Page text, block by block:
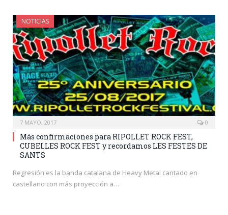
NOTICIAS
7 MAYO, 2017 0
Más confirmaciones para RIPOLLET ROCK FEST,
CUBELLES ROCK FEST y recordamos LES FESTES DE
SANTS
Regresión es la banda catalana de Heavy Metal cantado en
castellano con más proyección a…